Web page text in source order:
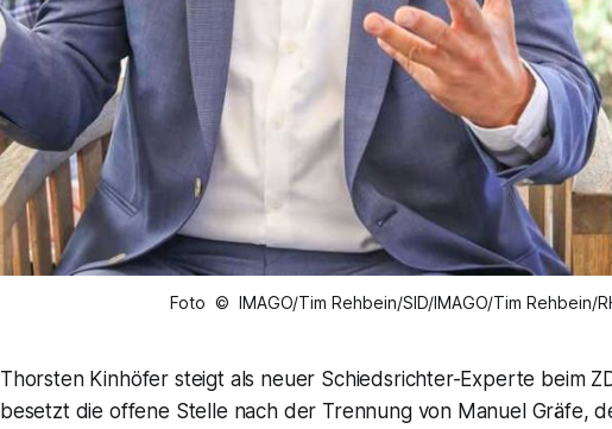
Foto © IMAGO/Tim Rehbein/SID/IMAGO/Tim Rehbein/
Thorsten Kinhöfer steigt als neuer Schiedsrichter-Experte beim
besetzt die offene Stelle nach der Trennung von Manuel Gräfe,